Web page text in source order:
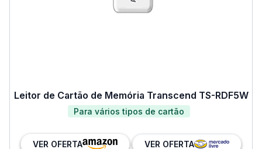
Leitor de Cartão de Memória Transcend TS-RDF5W
Para vários tipos de cartão
VER OFERTA VER OFERTA